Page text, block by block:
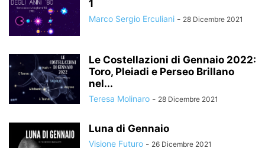
1
Marco Sergio Erculiani - 28 Dicembre 2021
Le Costellazioni di Gennaio 2022:
Toro, Pleiadi e Perseo Brillano
nel...
Teresa Molinaro - 28 Dicembre 2021
Luna di Gennaio
Visione Futuro - 26 Dicembre 2021